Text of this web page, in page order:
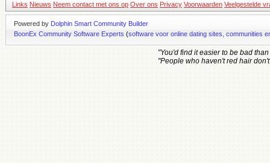
Links Nieuws Neem contact met ons op Over ons Privacy Voorwaarden Veelgestelde
Powered by Dolphin Smart Community Builder
BoonEx Community Software Experts (software voor online dating sites, communities
"You'd find it easier to be bad
"People who haven't red hair